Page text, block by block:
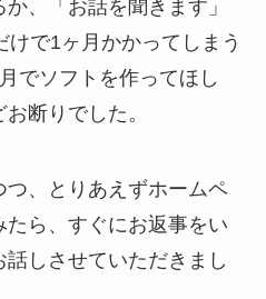
、「お話を聞きます」
けで1ヶ月かかってしまう
でソフトを作ってほし
断りでした。
、とりあえずホームペ
ら、すぐにお返事をい
しさせていただきまし